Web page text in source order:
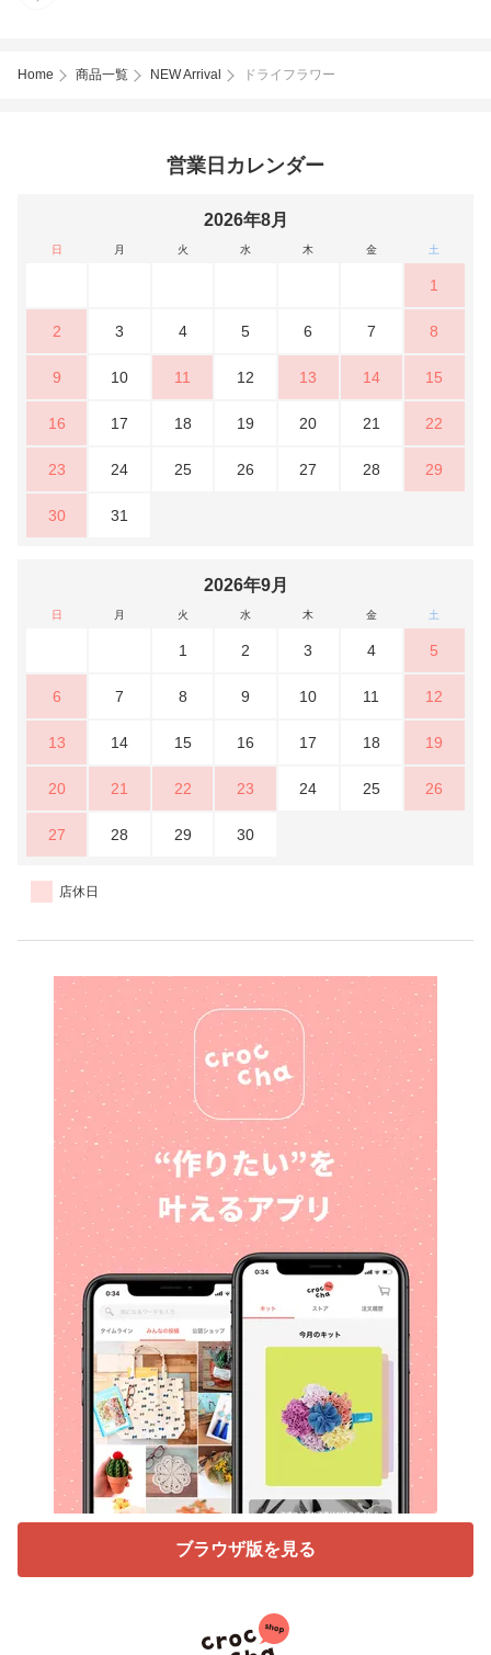
Home 商品一覧 NEW Arrival ドライフラワー
営業日カレンダー
2026年8月
日 月 火 水 木 金 土
1
2 3 4 5 6 7 8
9 10 11 12 13 14 15
16 17 18 19 20 21 22
23 24 25 26 27 28 29
30 31
2026年9月
日 月 火 水 木 金 土
1 2 3 4 5
6 7 8 9 10 11 12
13 14 15 16 17 18 19
20 21 22 23 24 25 26
27 28 29 30
店休日
ブラウザ版を見る